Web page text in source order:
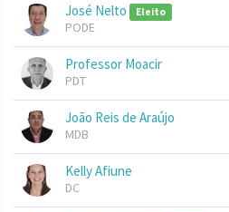
José Nelto Eleito
PODE
Professor Moacir
PDT
João Reis de Araújo
MDB
Kelly Afiune
DC